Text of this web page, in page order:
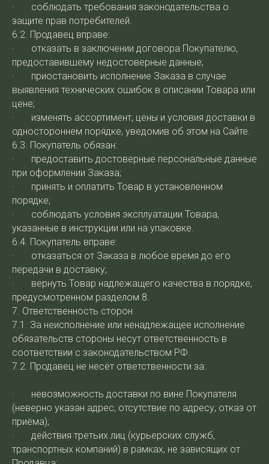
· соблюдать требования законодательства о
защите прав потребителей.
6.2. Продавец вправе:
· отказать в заключении договора Покупателю,
предоставившему недостоверные данные;
· приостановить исполнение Заказа в случае
выявления технических ошибок в описании Товара или
цене;
· изменять ассортимент, цены и условия доставки в
одностороннем порядке, уведомив об этом на Сайте.
6.3. Покупатель обязан:
· предоставить достоверные персональные данные
при оформлении Заказа;
· принять и оплатить Товар в установленном
порядке;
· соблюдать условия эксплуатации Товара,
указанные в инструкции или на упаковке.
6.4. Покупатель вправе:
· отказаться от Заказа в любое время до его
передачи в доставку;
· вернуть Товар надлежащего качества в порядке,
предусмотренном разделом 8.
7. Ответственность сторон
7.1. За неисполнение или ненадлежащее исполнение
обязательств стороны несут ответственность в
соответствии с законодательством РФ.
7.2. Продавец не несёт ответственности за:
· невозможность доставки по вине Покупателя
(неверно указан адрес, отсутствие по адресу, отказ от
приёма);
· действия третьих лиц (курьерских служб,
транспортных компаний) в рамках, не зависящих от